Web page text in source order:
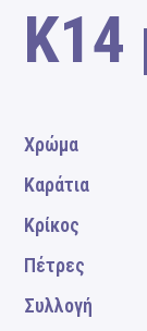
Κ14
Χρώμα
Καράτια
Κρίκος
Πέτρες
Συλλογή